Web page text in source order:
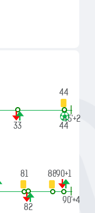
44
33
44
|
45'+2
81 8890+1
82
|
90'+4